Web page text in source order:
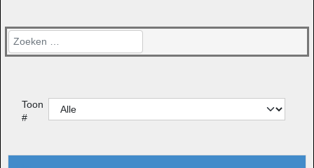
Zoeken
Toon
#